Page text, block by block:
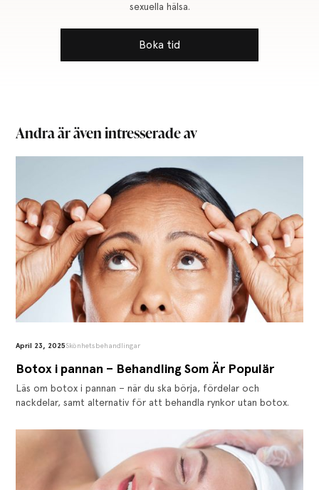
sexuella hälsa.
Boka tid
Andra är även intresserade av
April 23, 2025Skönhetsbehandlingar
Botox i pannan – Behandling Som Är Populär
Läs om botox i pannan – när du ska börja, fördelar och
nackdelar, samt alternativ för att behandla rynkor utan botox.